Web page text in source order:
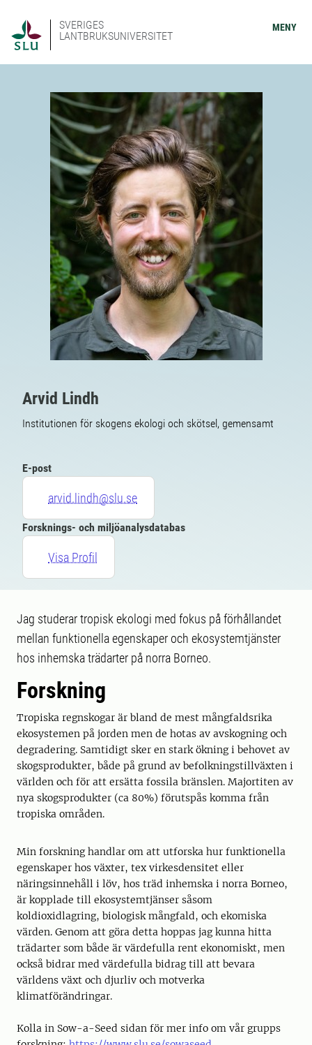
SVERIGES
LANTBRUKSUNIVERSITET
MENY
Arvid Lindh
Institutionen för skogens ekologi och skötsel, gemensamt
E-post
arvid.lindh@slu.se
Forsknings- och miljöanalysdatabas
Visa Profil
Jag studerar tropisk ekologi med fokus på förhållandet
mellan funktionella egenskaper och ekosystemtjänster
hos inhemska trädarter på norra Borneo.
Forskning
Tropiska regnskogar är bland de mest mångfaldsrika
ekosystemen på jorden men de hotas av avskogning och
degradering. Samtidigt sker en stark ökning i behovet av
skogsprodukter, både på grund av befolkningstillväxten i
världen och för att ersätta fossila bränslen. Majortiten av
nya skogsprodukter (ca 80%) förutspås komma från
tropiska områden.
Min forskning handlar om att utforska hur funktionella
egenskaper hos växter, tex virkesdensitet eller
näringsinnehåll i löv, hos träd inhemska i norra Borneo,
är kopplade till ekosystemtjänser såsom
koldioxidlagring, biologisk mångfald, och ekomiska
värden. Genom att göra detta hoppas jag kunna hitta
trädarter som både är värdefulla rent ekonomiskt, men
också bidrar med värdefulla bidrag till att bevara
världens växt och djurliv och motverka
klimatförändringar.
Kolla in Sow-a-Seed sidan för mer info om vår grupps